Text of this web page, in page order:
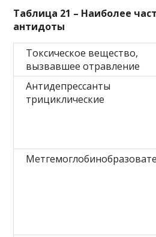
Таблица 21 – Наиболее
антидоты
Токсическое вещество,
вызвавшее отравление
Антидепрессанты
трициклические